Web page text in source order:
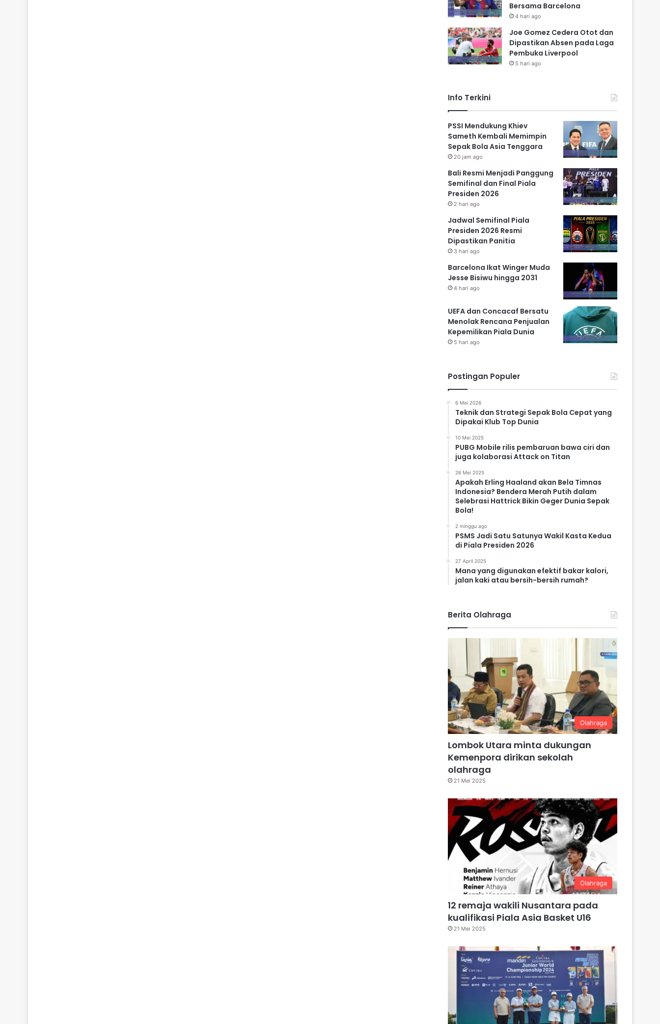
Bersama Barcelona
4 hari ago
Joe Gomez Cedera Otot dan
Dipastikan Absen pada Laga
Pembuka Liverpool
5 hari ago
Info Terkini
PSSI Mendukung Khiev
Sameth Kembali Memimpin
Sepak Bola Asia Tenggara
20 jam ago
Bali Resmi Menjadi Panggung
Semifinal dan Final Piala
Presiden 2026
2 hari ago
Jadwal Semifinal Piala
Presiden 2026 Resmi
Dipastikan Panitia
3 hari ago
Barcelona Ikat Winger Muda
Jesse Bisiwu hingga 2031
4 hari ago
UEFA dan Concacaf Bersatu
Menolak Rencana Penjualan
Kepemilikan Piala Dunia
5 hari ago
Postingan Populer
6 Mei 2026
Teknik dan Strategi Sepak Bola Cepat yang
Dipakai Klub Top Dunia
10 Mei 2025
PUBG Mobile rilis pembaruan bawa ciri dan
juga kolaborasi Attack on Titan
26 Mei 2025
Apakah Erling Haaland akan Bela Timnas
Indonesia? Bendera Merah Putih dalam
Selebrasi Hattrick Bikin Geger Dunia Sepak
Bola!
2 minggu ago
PSMS Jadi Satu Satunya Wakil Kasta Kedua
di Piala Presiden 2026
27 April 2025
Mana yang digunakan efektif bakar kalori,
jalan kaki atau bersih-bersih rumah?
Berita Olahraga
Olahraga
Lombok Utara minta dukungan
Kemenpora dirikan sekolah
olahraga
21 Mei 2025
Olahraga
12 remaja wakili Nusantara pada
kualifikasi Piala Asia Basket U16
21 Mei 2025